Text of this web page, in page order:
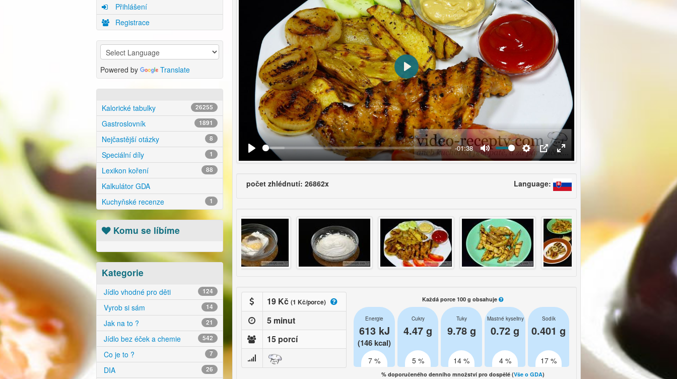
Přihlášení
Registrace
Powered by Translate
Kalorické tabulky 26255
Gastroslovník 1891
Nejčastější otázky 8
Speciální díly 1
Lexikon koření 88
Kalkulátor GDA
Kuchyňské recenze
1
Komu se líbíme
Kategorie
Jídlo vhodné pro děti 124
Vyrob si sám 14
Jak na to ? 21
Jídlo bez éček a chemie 542
Co je to ? 7
DIA 26
-01:38
Přehrát
počet zhlédnutí: 26862x Language:
19 Kč (1 Kč/porce)
5 minut
15 porcí
Každá porce 100 g obsahuje
Energie
613 kJ
(146 kcal)
7 %
Cukry
4.47 g
5 %
Tuky
9.78 g
14 %
Mastné kyseliny
0.72 g
4 %
Sodík
0.401 g
17 %
% doporučeného denního množství pro dospělé (Vše o GDA)